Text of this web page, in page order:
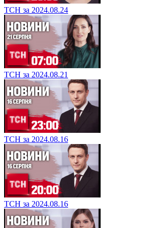
ТСН за 2024.08.24
ТСН за 2024.08.21
ТСН за 2024.08.16
ТСН за 2024.08.16